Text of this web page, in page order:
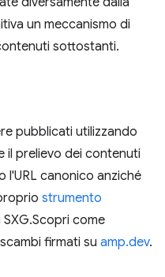
un meccanismo di
sottostanti.
pubblicati utilizzando
il prelievo dei contenuti
l'URL canonico anziché
strumento
come
firmati su amp.dev.